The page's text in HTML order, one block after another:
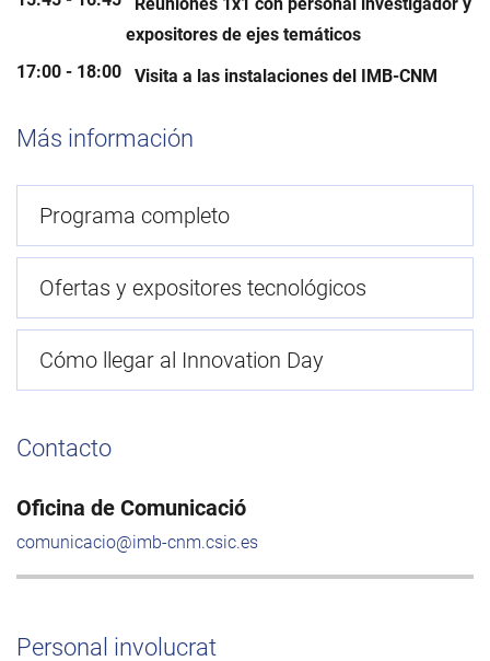
expositores de ejes temáticos
17:00 - 18:00
Visita a las instalaciones del IMB-CNM
Más información
Programa completo
Ofertas y expositores tecnológicos
Cómo llegar al Innovation Day
Contacto
Oficina de Comunicació
comunicacio@imb-cnm.csic.es
Personal involucrat